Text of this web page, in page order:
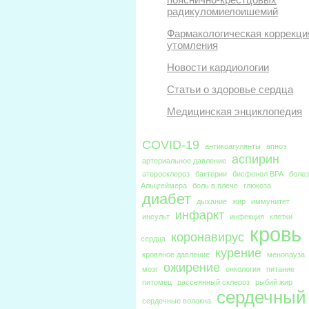
радикуломиелоишемий
Фармакологическая
утомления
Новости кардиологии
Статьи о здоровье сердца
Медицинская энциклопедия
COVID-19 антикоагулянты
апноэ
артериальное давление
аспирин
атеросклероз бактерии бисфенол BPA
Альцгеймера
боль в плече глюкоза
диабет дыхание жир
иммунитет
инсульт
инфаркт инфекция клетки
сердца коронавирус кровь
кровяное давление курение
менопауза
мозг
ожирение онкология
питание
питомец
рассеянный склероз рыбий жир
сердечные волокна
сердечный